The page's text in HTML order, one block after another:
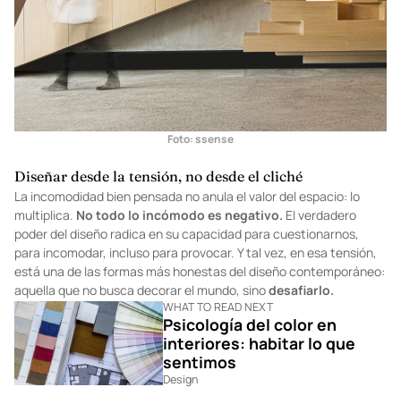
Foto:ssense
Diseñar desde la tensión, no desde el cliché
La incomodidad bien pensada no anula el valor del espacio: lo
multiplica. No todo lo incómodo es negativo. El verdadero
poder del diseño radica en su capacidad para cuestionarnos,
para incomodar, incluso para provocar. Y tal vez, en esa tensión,
está una de las formas más honestas del diseño contemporáneo:
aquella que no busca decorar el mundo, sinodesafiarlo.
WHAT TO READ NEXT
Psicología del color en
interiores: habitar lo que
sentimos
Design